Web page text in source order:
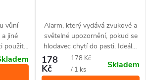
vůní
jiné
použití
Alarm, který vydává zvukové a
světelné upozornění, pokud se
hlodavec chytí do pasti. Ideální
k použití na těžko přístupných
místech k pastem na potkany a
myši.
178
Kč
Měrná
cena:
178 Kč
/ 1 ks
Skladem